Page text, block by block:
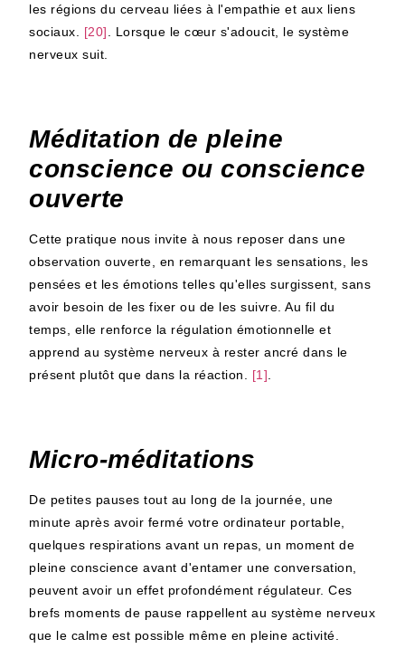
les régions du cerveau liées à l'empathie et aux liens
sociaux. [20]
. Lorsque le cœur s'adoucit, le système
nerveux suit.
Méditation de pleine
conscience ou conscience
ouverte
Cette pratique nous invite à nous reposer dans une
observation ouverte, en remarquant les sensations, les
pensées et les émotions telles qu'elles surgissent, sans
avoir besoin de les fixer ou de les suivre. Au fil du
temps, elle renforce la régulation émotionnelle et
apprend au système nerveux à rester ancré dans le
présent plutôt que dans la réaction. [1]
Micro-méditations
De petites pauses tout au long de la journée, une
minute après avoir fermé votre ordinateur portable,
quelques respirations avant un repas, un moment de
pleine conscience avant d'entamer une conversation,
peuvent avoir un effet profondément régulateur. Ces
brefs moments de pause rappellent au système nerveux
que le calme est possible même en pleine activité.